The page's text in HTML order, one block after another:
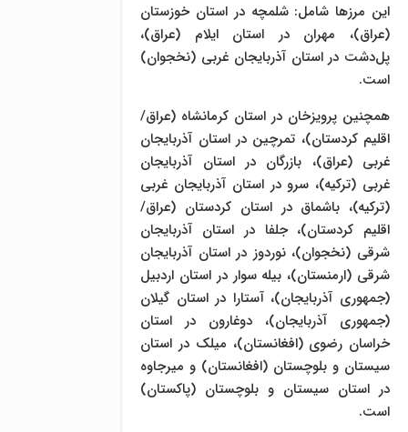
این مرزها شامل: شلمچه در استان خوزستان
(عراق)، مهران در استان ایلام (عراق)،
پل‌دشت در استان آذربایجان غربی (نخجوان)
است.
همچنین پرویزخان در استان کرمانشاه (عراق/
اقلیم کردستان)، تمرچین در استان آذربایجان
غربی (عراق)، بازرگان در استان آذربایجان
غربی (ترکیه)، سرو در استان آذربایجان غربی
(ترکیه)، باشماق در استان کردستان (عراق/
اقلیم کردستان)، جلفا در استان آذربایجان
شرقی (نخجوان)، نوردوز در استان آذربایجان
شرقی (ارمنستان)، بیله سوار در استان اردبیل
(جمهوری آذربایجان)، آستارا در استان گیلان
(جمهوری آذربایجان)، دوغارون در استان
خراسان رضوی (افغانستان)، میلک در استان
سیستان و بلوچستان (افغانستان) و میرجاوه
در استان سیستان و بلوچستان (پاکستان)
است.